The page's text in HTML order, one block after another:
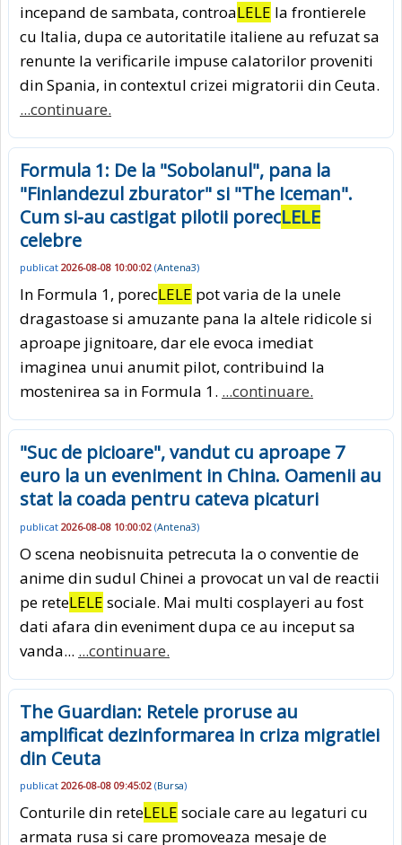
incepand de sambata, controaLELE la frontierele
cu Italia, dupa ce autoritatile italiene au refuzat sa
renunte la verificarile impuse calatorilor proveniti
din Spania, in contextul crizei migratorii din Ceuta.
...continuare.
Formula 1: De la "Sobolanul", pana la
"Finlandezul zburator" si "The Iceman".
Cum si-au castigat pilotii porecLELE
celebre
publicat 2026-08-08 10:00:02 (Antena3)
In Formula 1, porecLELE pot varia de la unele
dragastoase si amuzante pana la altele ridicole si
aproape jignitoare, dar ele evoca imediat
imaginea unui anumit pilot, contribuind la
mostenirea sa in Formula 1. ...continuare.
"Suc de picioare", vandut cu aproape 7
euro la un eveniment in China. Oamenii au
stat la coada pentru cateva picaturi
publicat 2026-08-08 10:00:02 (Antena3)
O scena neobisnuita petrecuta la o conventie de
anime din sudul Chinei a provocat un val de reactii
pe reteLELE sociale. Mai multi cosplayeri au fost
dati afara din eveniment dupa ce au inceput sa
vanda... ...continuare.
The Guardian: Retele proruse au
amplificat dezinformarea in criza migratiei
din Ceuta
publicat 2026-08-08 09:45:02 (Bursa)
Conturile din reteLELE sociale care au legaturi cu
armata rusa si care promoveaza mesaje de